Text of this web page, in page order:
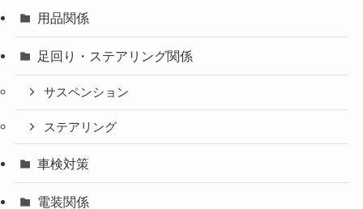
用品関係
足回り・ステアリング関係
サスペンション
ステアリング
車検対策
電装関係